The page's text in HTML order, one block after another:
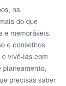
na
do que
e memoráveis.
e conselhos
vivê-las com
precisas saber